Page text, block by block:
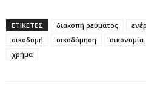
ΕΤΙΚΕΤΕΣ διακοπή ρεύματος
οικοδομή
οικοδόμηση οικονομία
χρήμα